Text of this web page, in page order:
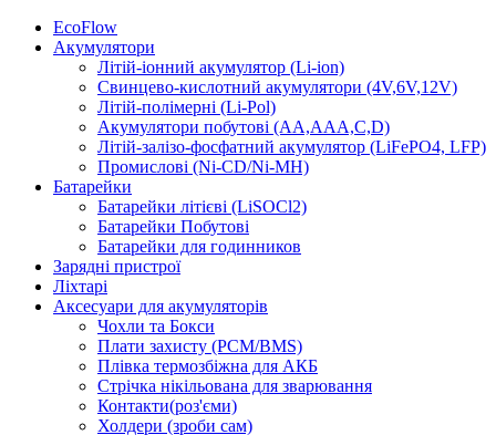
EcoFlow
Акумулятори
Літій-іонний акумулятор (Li-ion)
Свинцево-кислотний акумулятори (4V,6V,12V)
Літій-полімерні (Li-Pol)
Акумулятори побутові (AA,AAA,C,D)
Літій-залізо-фосфатний акумулятор (LiFePO4, LFP)
Промислові (Ni-CD/Ni-MH)
Батарейки
Батарейки літієві (LiSOCl2)
Батарейки Побутові
Батарейки для годинников
Зарядні пристрої
Ліхтарі
Аксесуари для акумуляторів
Чохли та Бокси
Плати захисту (PCM/BMS)
Плівка термозбіжна для АКБ
Стрічка нікільована для зварювання
Контакти(роз'єми)
Холдери (зроби сам)